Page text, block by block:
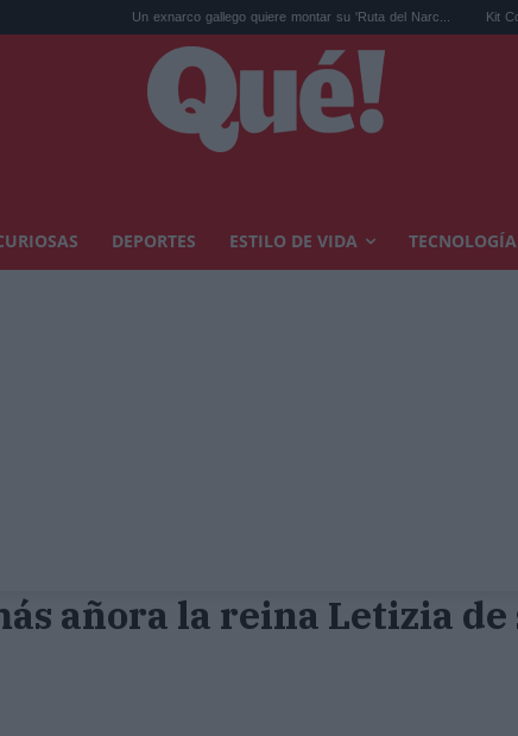
Un exnarco gallego quiere montar su 'Ruta del Narc... Kit Connor será
DEPORTES ESTILO DE VIDA TECNOLOGÍA
añora la reina Letizia